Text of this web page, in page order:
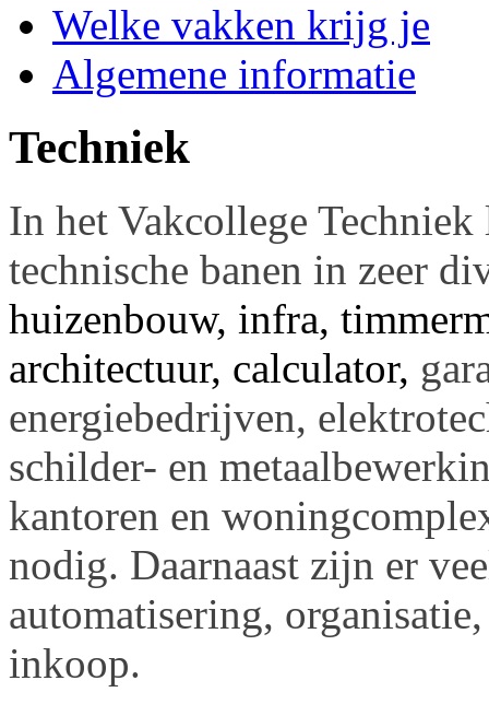
Welke vakken krijg je
Algemene informatie
Techniek
In het Vakcollege
technische banen in zeer
huizenbouw, infra,
architectuur, calculator,
energiebedrijven,
schilder- en
kantoren en
nodig. Daarnaast zijn er
automatisering,
inkoop.